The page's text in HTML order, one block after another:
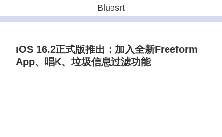
Bluesrt
iOS 16.2正式版推出：加入全新Freeform
App、唱K、垃圾信息过滤功能